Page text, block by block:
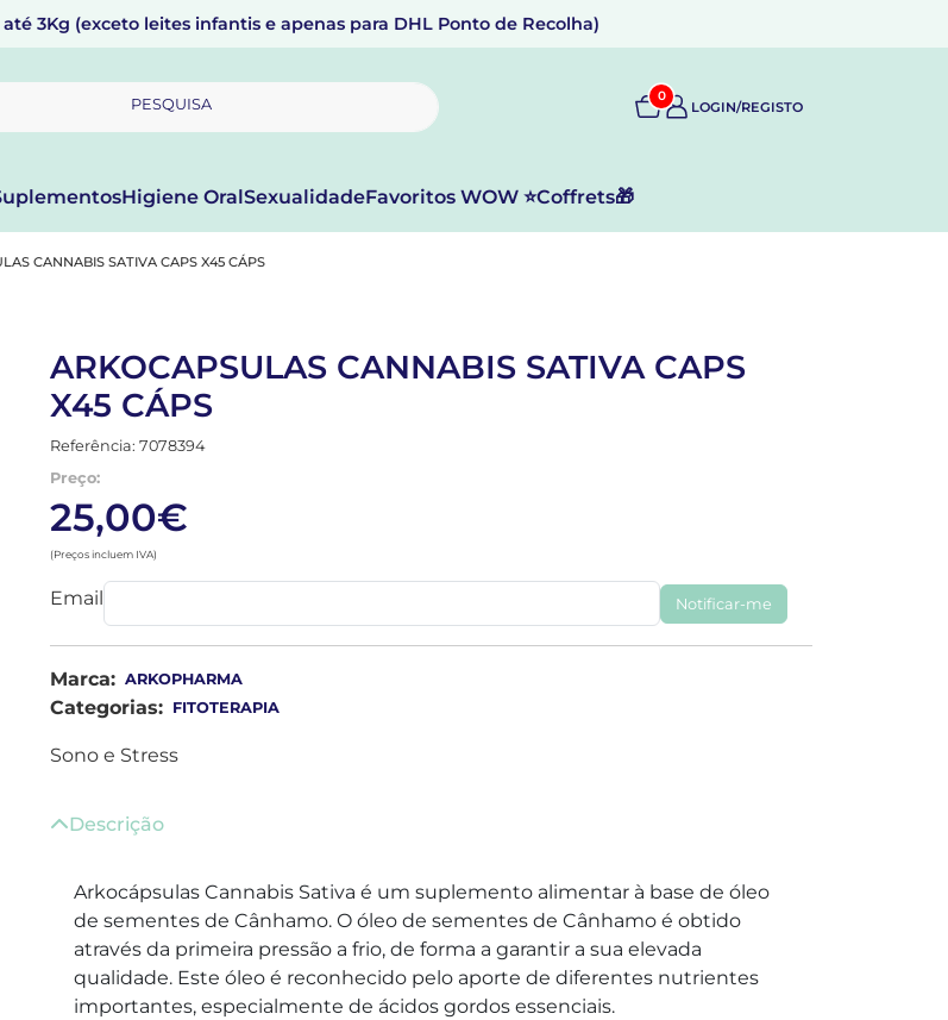
3Kg (exceto leites infantis e apenas para DHL Ponto de Recolha)
PESQUISA 0
LOGIN/REGISTO
Higiene OralSexualidadeFavoritos WOW ⭐Coffrets🎁
CANNABIS SATIVA CAPS X45 CÁPS
ARKOCAPSULAS CANNABIS SATIVA CAPS
X45 CÁPS
Referência: 7078394
Preço:
25,00€
(Preços incluem IVA)
Email Notificar-me
Marca: ARKOPHARMA
Categorias: FITOTERAPIA
Sono e Stress
Descrição
Arkocápsulas Cannabis Sativa é um suplemento alimentar à base de óleo
de sementes de Cânhamo. O óleo de sementes de Cânhamo é obtido
através da primeira pressão a frio, de forma a garantir a sua elevada
qualidade. Este óleo é reconhecido pelo aporte de diferentes nutrientes
importantes, especialmente de ácidos gordos essenciais.